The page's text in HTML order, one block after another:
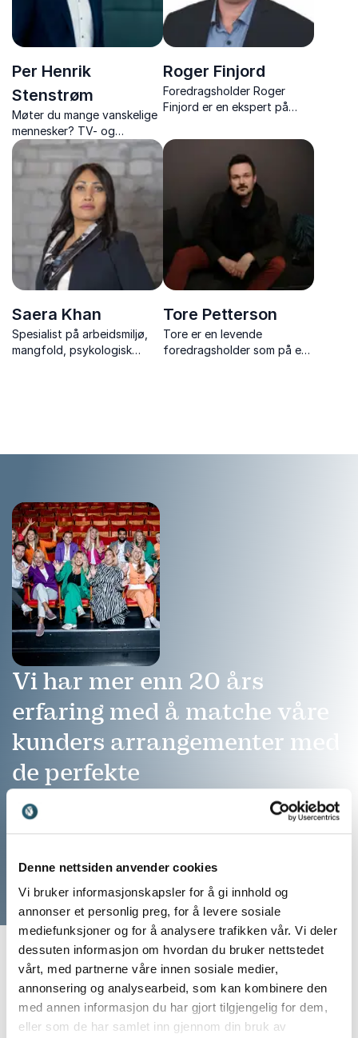
Denne nettsiden anvender cookies
Vi bruker informasjonskapsler for å gi innhold og
annonser et personlig preg, for å levere sosiale
mediefunksjoner og for å analysere trafikken vår. Vi deler
dessuten informasjon om hvordan du bruker nettstedet
vårt, med partnerne våre innen sosiale medier,
annonsering og analysearbeid, som kan kombinere den
med annen informasjon du har gjort tilgjengelig for dem,
eller som de har samlet inn gjennom din bruk av
Per Henrik
Stenstrøm
Møter du mange vanskelige
mennesker? TV- og
radiojournalist og mangeårig
toppleder gir gode og
konkrete råd på en
underholdendende måte.
Roger Finjord
Foredragsholder Roger
Finjord er en ekspert på
lagbygging. Hans unike
kombinasjon av humor og
visdom gir livlige og
tankevekkende foredrag.
Perfekt for teamutvikling!
Saera Khan
Spesialist på arbeidsmiljø,
mangfold, psykologisk
Tore Petterson
Tore er en levende
foredragsholder som på en
Vi har mer enn 20 års
erfaring med å matche våre
kunders arrangementer med
de perfekte
foredragsholderne
Ring: 911 16 989
Vi er klare til å hjelpe